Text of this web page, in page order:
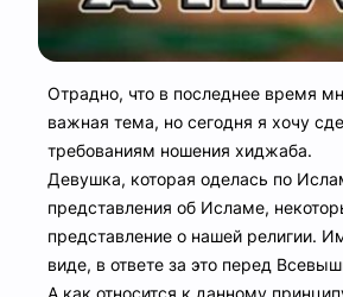
Отрадно, что в последнее время
важная тема, но сегодня я хочу
требованиям ношения хиджаба.
Девушка, которая оделась по
представления об Исламе,
представление о нашей религии.
виде, в ответе за это перед
А как относится к данному